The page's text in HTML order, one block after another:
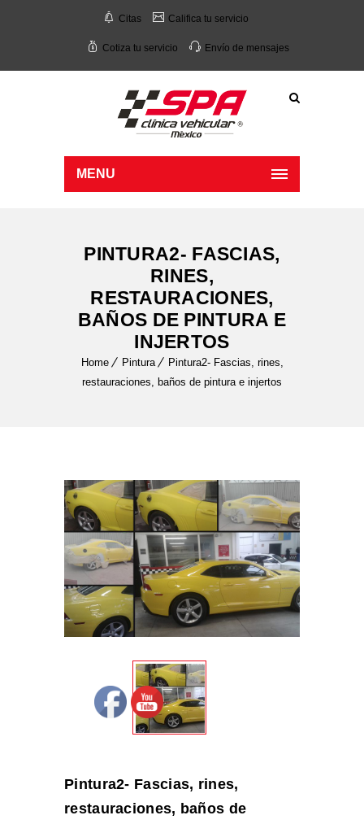
Citas Califica tu servicio
Cotiza tu servicio Envío de mensajes
MENU
PINTURA2- FASCIAS,
RINES,
RESTAURACIONES,
BAÑOS DE PINTURA E
INJERTOS
Home Pintura
Pintura2- Fascias, rines,
restauraciones, baños de pintura e injertos
Pintura2- Fascias, rines,
restauraciones, baños de